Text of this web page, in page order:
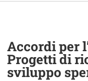
Accordi per
Progetti di
sviluppo